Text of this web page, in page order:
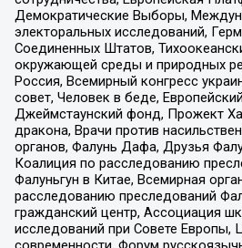
Демократические Выборы,
электоральных исследований,
Соединенных Штатов,
окружающей среды и природных
Россия, Всемирный конгресс
совет, Человек в беде,
Джеймстаунский фонд, Прожект
дракона, Врачи против
органов, Фалунь Дафа, Друзья
Коалиция по расследованию
Фалуньгун в Китае, Всемирная
расследованию преследований
гражданский центр, Ассоциация
исследований при Совете Европы,